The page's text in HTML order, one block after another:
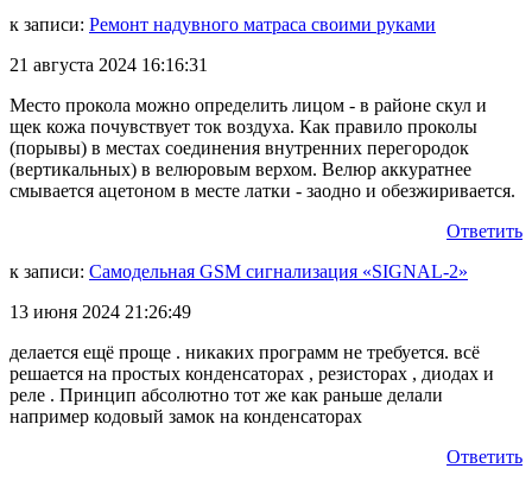
к записи: Ремонт надувного матраса своими руками
21 августа 2024 16:16:31
Место прокола можно определить лицом - в районе скул и
щек кожа почувствует ток воздуха. Как правило проколы
(порывы) в местах соединения внутренних перегородок
(вертикальных) в велюровым верхом. Велюр аккуратнее
смывается ацетоном в месте латки - заодно и обезжиривается.
Ответить
к записи: Самодельная GSM сигнализация «SIGNAL-2»
13 июня 2024 21:26:49
делается ещё проще . никаких программ не требуется. всё
решается на простых конденсаторах , резисторах , диодах и
реле . Принцип абсолютно тот же как раньше делали
например кодовый замок на конденсаторах
Ответить